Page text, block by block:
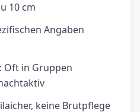
10 cm
Angaben
Oft in Gruppen
keine Brutpflege